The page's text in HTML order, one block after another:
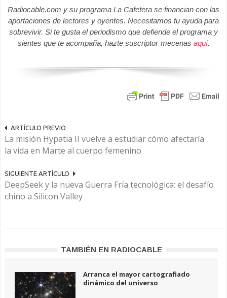
Radiocable.com y su programa La Cafetera se financian con las
aportaciones de lectores y oyentes. Necesitamos tu ayuda para
sobrevivir. Si te gusta el periodismo que defiende el programa y
sientes que te acompaña, hazte suscriptor-mecenas aquí.
ARTÍCULO PREVIO
La misión Hypatia II vuelve a estudiar cómo afectaría
la vida en Marte al cuerpo femenino
SIGUIENTE ARTÍCULO
DeepSeek y la nueva Guerra Fría tecnológica: el desafío
chino a Silicon Valley
TAMBIÉN EN RADIOCABLE
Arranca el mayor cartografiado
dinámico del universo